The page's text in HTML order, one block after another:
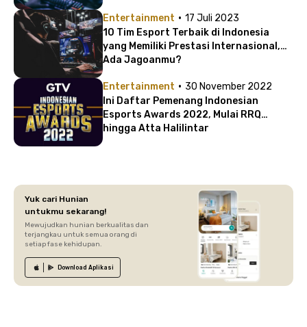
Entertainment · 17 Juli 2023
10 Tim Esport Terbaik di Indonesia
yang Memiliki Prestasi Internasional,
Ada Jagoanmu?
Entertainment · 30 November 2022
Ini Daftar Pemenang Indonesian
Esports Awards 2022, Mulai RRQ
hingga Atta Halilintar
Yuk cari Hunian
untukmu sekarang!
Mewujudkan hunian berkualitas dan
terjangkau untuk semua orang di
setiap fase kehidupan.
Download Aplikasi